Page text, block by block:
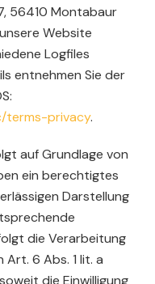
56410 Montabaur
Website
Logfiles
entnehmen Sie der
terms-privacy.
auf Grundlage von
ein berechtigtes
Darstellung
die Verarbeitung
6 Abs. 1 lit. a
die Einwilligung